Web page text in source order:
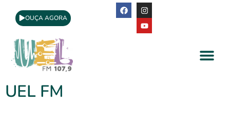
OUÇA AGORA
UEL FM